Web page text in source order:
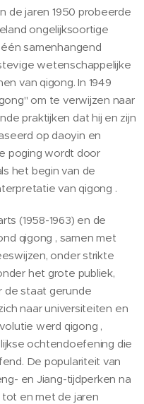
de jaren 1950 probeerde
ongelijksoortige
samenhangend
wetenschappelijke
van qigong. In 1949
om te verwijzen naar
praktijken dat hij en zijn
op daoyin en
poging wordt door
het begin van de
van qigong .
(1958-1963) en de
qigong , samen met
onder strikte
het grote publiek,
de staat gerunde
naar universiteiten en
werd qigong ,
ochtendoefening die
De populariteit van
en Jiang-tijdperken na
tot en met de jaren